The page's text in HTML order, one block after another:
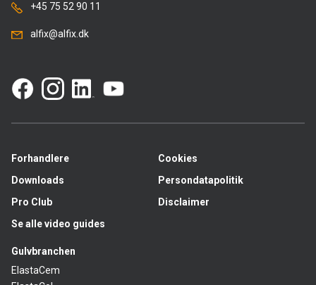
+45 75 52 90 11
alfix@alfix.dk
Forhandlere
Downloads
Pro Club
Se alle video guides
Gulvbranchen
ElastaCem
Cookies
Persondatapolitik
Disclaimer